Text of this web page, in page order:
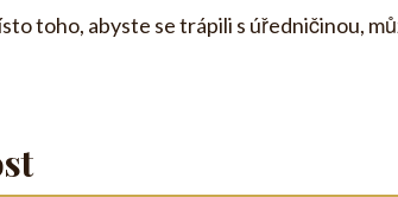
toho, abyste se trápili s úředničinou,